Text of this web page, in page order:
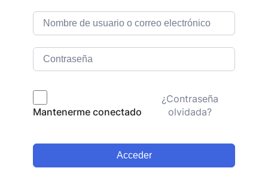
Mantenerme conectado
¿Contraseña
olvidada?
Acceder